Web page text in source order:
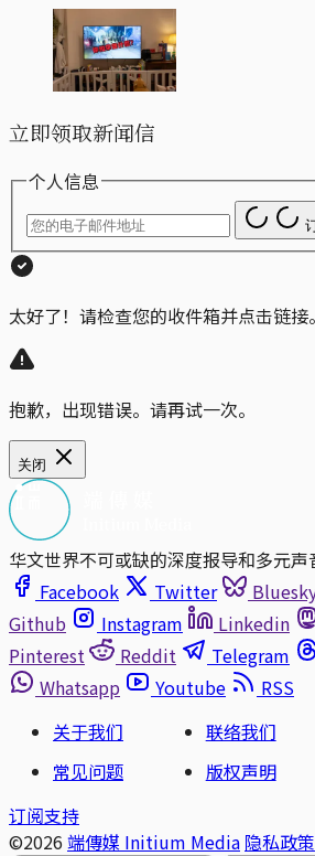
立即领取新闻信
个人信息
太好了！请检查您的收件箱并点击链接。
抱歉，出现错误。请再试一次。
关闭
华文世界不可或缺的深度报导和多元声
Facebook
Twitter
Github
Instagram Linkedin
Pinterest
Reddit Telegram
Whatsapp
Youtube
RSS
关于我们
联络我们
常见问题
版权声明
订阅支持
©2026 端傳媒 Initium Media 隐私政策